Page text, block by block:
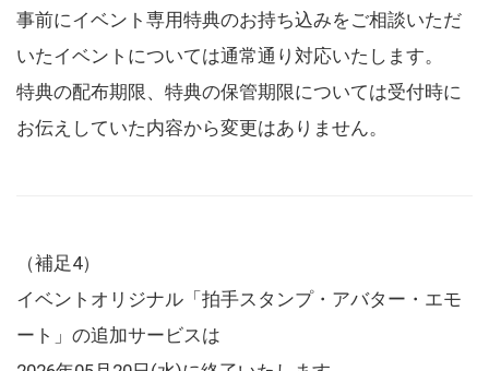
事前にイベント専用特典のお持ち込みをご相談いただ
いたイベントについては通常通り対応いたします。
特典の配布期限、特典の保管期限については受付時に
お伝えしていた内容から変更はありません。
（補足4）
イベントオリジナル「拍手スタンプ・アバター・エモ
ート」の追加サービスは